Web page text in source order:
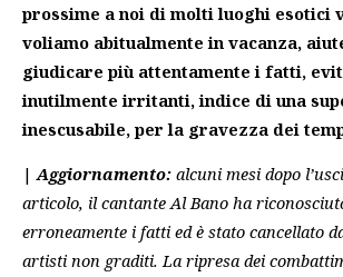
prossime a noi di molti luoghi esotici
voliamo abitualmente in vacanza,
giudicare più attentamente i fatti,
inutilmente irritanti, indice di una
inescusabile, per la gravezza dei
|Aggiornamento: alcuni mesi dopo
articolo, il cantante Al Bano ha
erroneamente i fatti ed è stato cancellato
artisti non graditi. La ripresa dei